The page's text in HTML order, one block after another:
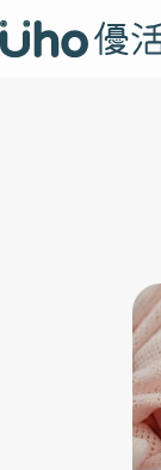
疫情保衛戰 再